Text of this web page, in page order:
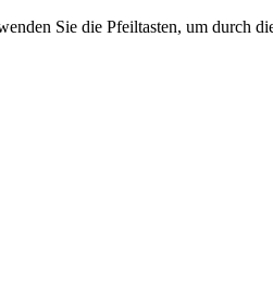
Sie die Pfeiltasten, um durch